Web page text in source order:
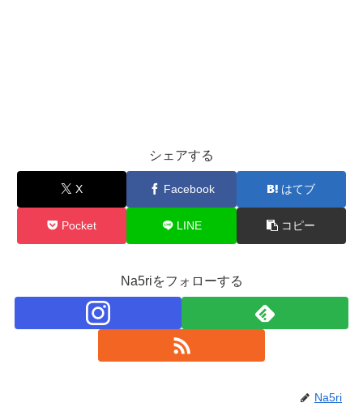
シェアする
X Facebook はてブ
Pocket LINE コピー
Na5riをフォローする
Na5ri